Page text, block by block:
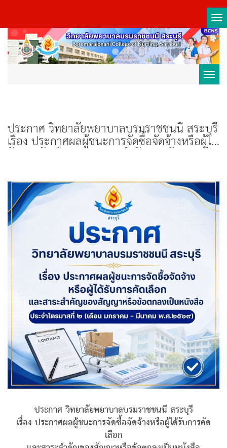
ประกาศ วิทยาลัยพยาบาลบรมราชชนนี สระบุรี
เรื่อง ประกาศผลผู้ชนะการจัดซื้อจัดจ้างหรือผู้ได้
รับการคัดเลือก และสาระสำคัญของสัญญาหรือ
ประกาศ วิทยาลัยพยาบาลบรมราชชนนี สระบุรี
เรื่อง ประกาศผลผู้ชนะการจัดซื้อจัดจ้างหรือผู้ได้รับการคัด
เลือก